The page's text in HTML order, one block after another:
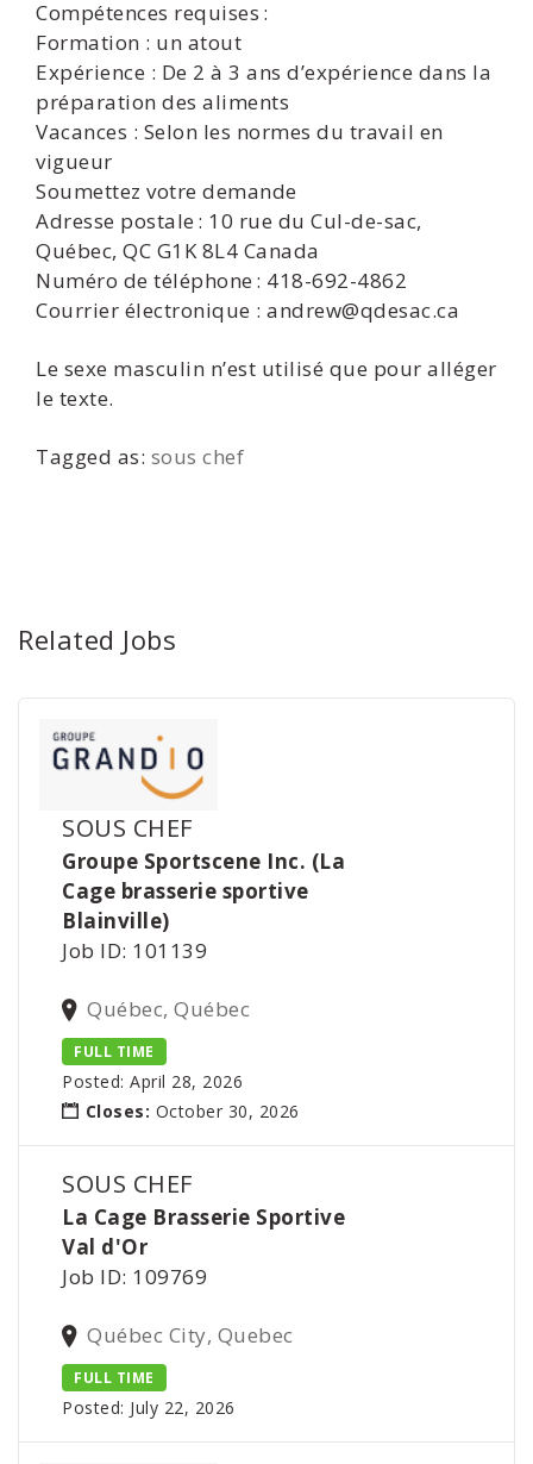
Compétences requises :
Formation : un atout
Expérience : De 2 à 3 ans d’expérience dans la
préparation des aliments
Vacances : Selon les normes du travail en
vigueur
Soumettez votre demande
Adresse postale : 10 rue du Cul-de-sac,
Québec, QC G1K 8L4 Canada
Numéro de téléphone : 418-692-4862
Courrier électronique : andrew@qdesac.ca
Le sexe masculin n’est utilisé que pour alléger
le texte.
Tagged as: sous chef
Related Jobs
SOUS CHEF
Groupe Sportscene Inc. (La
Cage brasserie sportive
Blainville)
Job ID: 101139
Québec, Québec
FULL TIME
Posted: April 28, 2026
Closes: October 30, 2026
SOUS CHEF
La Cage Brasserie Sportive
Val d'Or
Job ID: 109769
Québec City, Quebec
FULL TIME
Posted: July 22, 2026